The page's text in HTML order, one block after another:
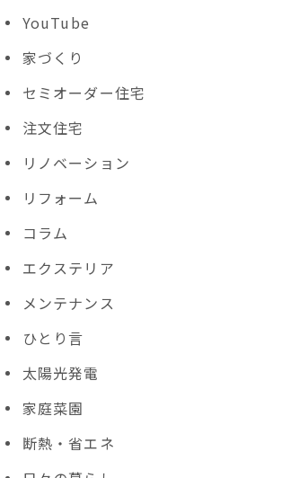
YouTube
家づくり
セミオーダー住宅
注文住宅
リノベーション
リフォーム
コラム
エクステリア
メンテナンス
ひとり言
太陽光発電
家庭菜園
断熱・省エネ